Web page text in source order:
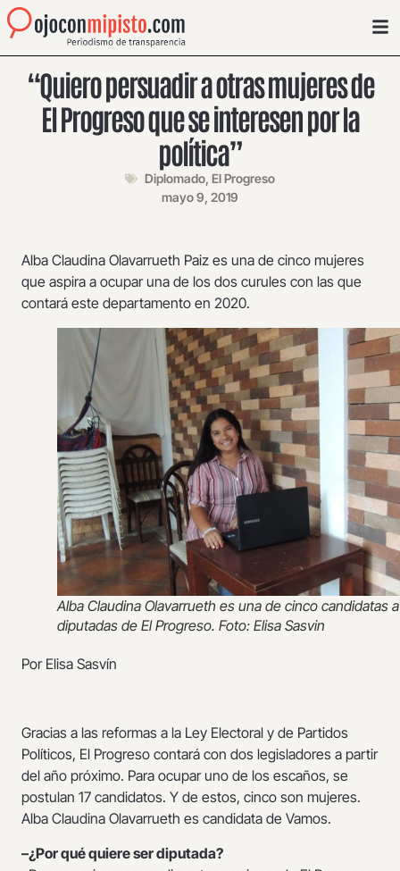
“Quiero persuadir a otras mujeres de
El Progreso que se interesen por la
política”
Diplomado, El Progreso
mayo 9, 2019
Alba Claudina Olavarrueth Paiz es una de cinco mujeres
que aspira a ocupar una de los dos curules con las que
contará este departamento en 2020.
Alba Claudina Olavarrueth es una de cinco candidatas a
diputadas de El Progreso. Foto: Elisa Sasvin
Por Elisa Sasvín
Gracias a las reformas a la Ley Electoral y de Partidos
Políticos, El Progreso contará con dos legisladores a partir
del año próximo. Para ocupar uno de los escaños, se
postulan 17 candidatos. Y de estos, cinco son mujeres.
Alba Claudina Olavarrueth es candidata de Vamos.
–¿Por qué quiere ser diputada?